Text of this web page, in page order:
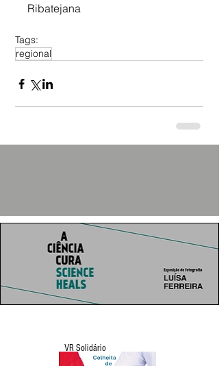
Ribatejana
Tags:
regional
VR Solidário